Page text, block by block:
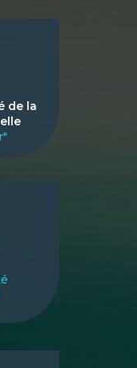
de la